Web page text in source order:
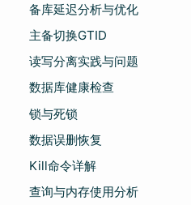
备库延迟分析与优化
主备切换GTID
读写分离实践与问题
数据库健康检查
锁与死锁
数据误删恢复
Kill命令详解
查询与内存使用分析